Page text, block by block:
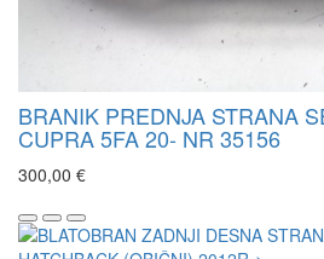
BRANIK PREDNJA STRANA
CUPRA 5FA 20- NR 35156
300,00 €